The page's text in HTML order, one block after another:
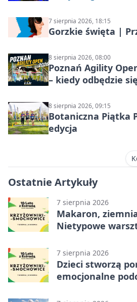
7 sierpnia 2026, 18:15
Gorzkie święta |
8 sierpnia 2026, 08:00
Poznań Agility
– kiedy odbędzie
8 sierpnia 2026, 09:15
Botaniczna Piątka
edycja
Ostatnie Artykuły
7 sierpnia 2026
Makaron,
Nietypowe
7 sierpnia 2026
Dzieci stworzą
emocjonalne